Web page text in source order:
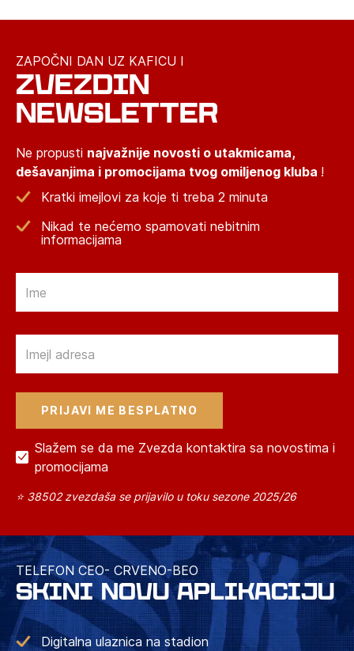
ZAPOČNI DAN UZ KAFICU I
ZVEZDIN
NEWSLETTER
Ne propusti najvažnije novosti o utakmicama,
dešavanjima i promocijama tvog omiljenog kluba !
Kratki imejlovi za koje ti treba 2 minuta
Nikad te nećemo spamovati nebitnim
informacijama
Slažem se da me Zvezda kontaktira sa novostima i
promocijama
⭐ 38502 zvezdaša se prijavilo u toku sezone 2025/26
TELEFON CEO- CRVENO-BEO
SKINI NOVU APLIKACIJU
Digitalna ulaznica na stadion